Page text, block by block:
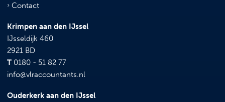
Contact
Krimpen aan den IJssel
IJsseldijk 460
2921 BD
T0180 - 51 82 77
info@vlraccountants.nl
Ouderkerk aan den IJssel